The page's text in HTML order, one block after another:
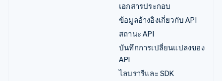
เอกสารประกอบ
ข้อมูลอ้างอิงเกี่ยวกับ API
สถานะ API
บันทึกการเปลี่ยนแปลงของ
API
ไลบรารีและ SDK